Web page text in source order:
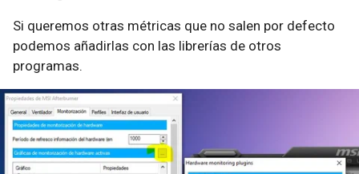
Si queremos otras métricas que no salen por defecto
podemos añadirlas con las librerías de otros
programas.